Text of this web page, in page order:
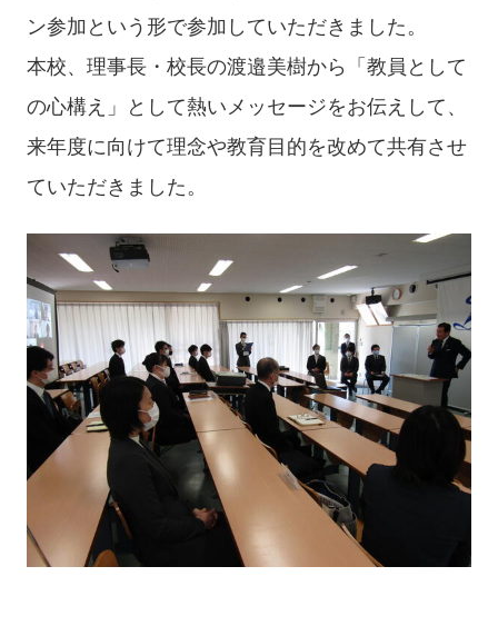
ン参加という形で参加していただきました。
本校、理事長・校長の渡邉美樹から「教員として
の心構え」として熱いメッセージをお伝えして、
来年度に向けて理念や教育目的を改めて共有させ
ていただきました。